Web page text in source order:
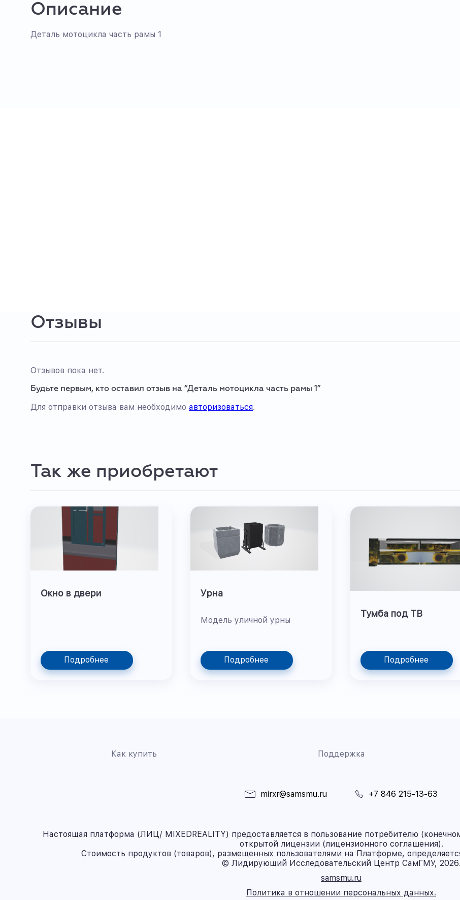
Описание
Деталь мотоцикла часть рамы 1
Отзывы
Отзывов пока нет.
Будьте первым, кто оставил отзыв на “Деталь мотоцикла часть рамы 1”
Для отправки отзыва вам необходимо авторизоваться.
Так же приобретают
Окно в двери
Подробнее
Урна
Модель уличной урны
Подробнее
Тумба под ТВ
Подробнее
Как купить Поддержка
mirxr@samsmu.ru +7 846 215-13-63
Настоящая платформа (ЛИЦ/ MIXEDREALITY) предоставляется в пользование потребителю
открытой лицензии (лицензионного соглашения).
Стоимость продуктов (товаров), размещенных пользователями на Платформе,
© Лидирующий Исследовательский Центр СамГМУ, 2026.
samsmu.ru
Политика в отношении персональных данных.